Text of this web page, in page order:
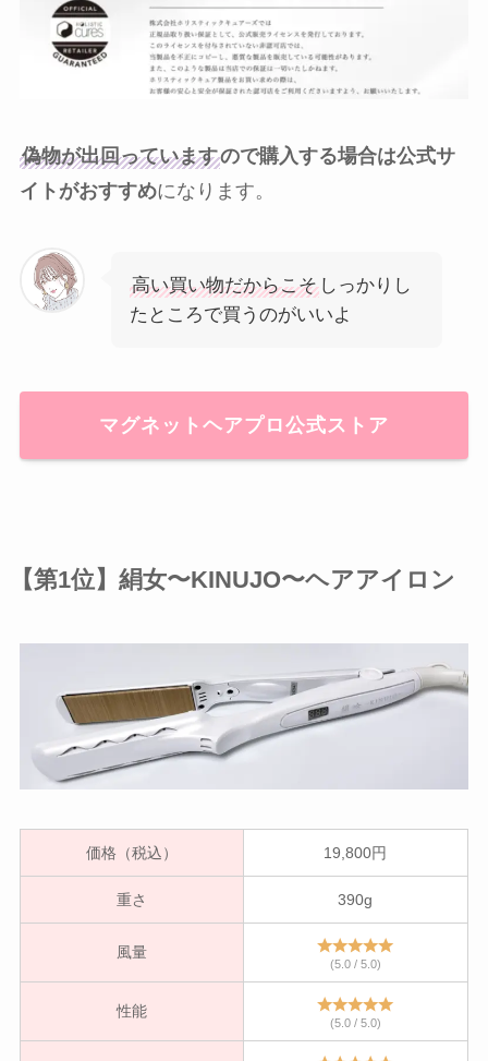
偽物が出回っていますので購入する場合は公式サ
イトがおすすめになります。
高い買い物だからこそしっかりし
たところで買うのがいいよ
マグネットヘアプロ公式ストア
【第1位】絹女〜KINUJO〜ヘアアイロン
価格（税込） 19,800円
重さ 390g
風量
(5.0 / 5.0)
性能
(5.0 / 5.0)